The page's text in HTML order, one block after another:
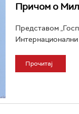
Причом о
Представом
Прочитај